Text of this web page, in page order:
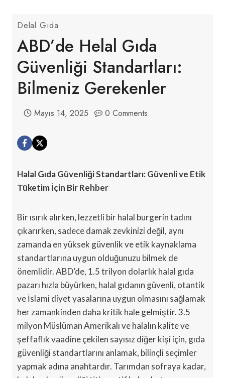
Delal Gıda
ABD’de Helal Gıda
Güvenliği Standartları:
Bilmeniz Gerekenler
Mayıs 14, 2025 0 Comments
Halal Gıda Güvenliği Standartları: Güvenli ve Etik
Tüketim İçin Bir Rehber
Bir ısırık alırken, lezzetli bir halal burgerin tadını
çıkarırken, sadece damak zevkinizi değil, aynı
zamanda en yüksek güvenlik ve etik kaynaklama
standartlarına uygun olduğunuzu bilmek de
önemlidir. ABD’de, 1.5 trilyon dolarlık halal gıda
pazarı hızla büyürken, halal gıdanın güvenli, otantik
ve İslami diyet yasalarına uygun olmasını sağlamak
her zamankinden daha kritik hale gelmiştir. 3.5
milyon Müslüman Amerikalı ve halalın kalite ve
şeffaflık vaadine çekilen sayısız diğer kişi için, gıda
güvenliği standartlarını anlamak, bilinçli seçimler
yapmak adına anahtardır. Tarımdan sofraya kadar,